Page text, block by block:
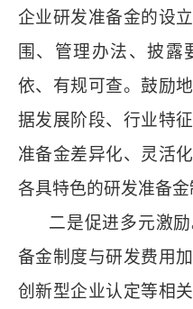
企业研发准备金的设
围、管理办法、披露
依、有规可查。鼓励
据发展阶段、行业特
准备金差异化、灵活
各具特色的研发准备金
二是促进多元激励
备金制度与研发费用
创新型企业认定等相